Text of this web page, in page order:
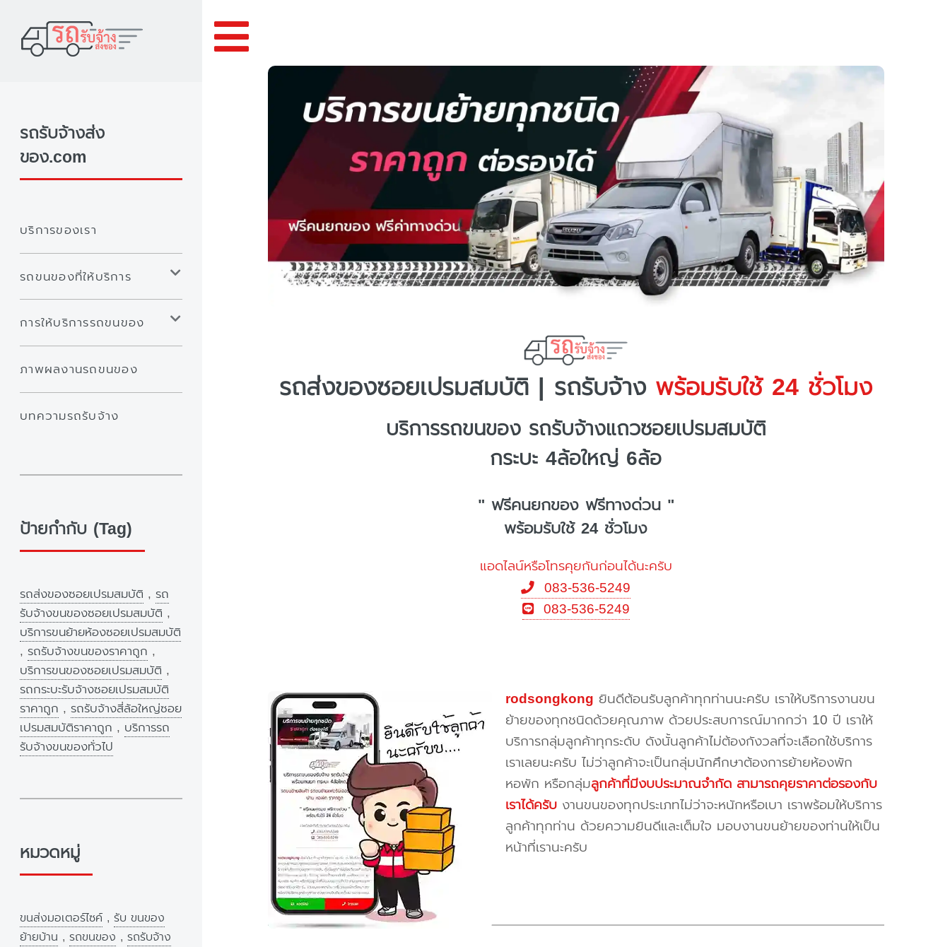
รถส่งของซอยเปรมสมบัติ | รถรับจ้าง พร้อมรับใช้ 24 ชั่วโมง
บริการรถขนของ รถรับจ้างแถวซอยเปรมสมบัติ
กระบะ 4ล้อใหญ่ 6ล้อ
" ฟรีคนยกของ ฟรีทางด่วน "
พร้อมรับใช้ 24 ชั่วโมง
แอดไลน์หรือโทรคุยกันก่อนได้นะครับ
083-536-5249
083-536-5249
rodsongkong ยินดีต้อนรับลูกค้าทุกท่านนะครับ เราให้บริการงานขน
ย้ายของทุกชนิดด้วยคุณภาพ ด้วยประสบการณ์มากกว่า 10 ปี เราให้
บริการกลุ่มลูกค้าทุกระดับ ดังนั้นลูกค้าไม่ต้องกังวลที่จะเลือกใช้บริการ
เราเลยนะครับ ไม่ว่าลูกค้าจะเป็นกลุ่มนักศึกษาต้องการย้ายห้องพัก
หอพัก หรือกลุ่มลูกค้าที่มีงบประมาณจำกัด สามารถคุยราคาต่อรองกับ
เราได้ครับงานขนของทุกประเภทไม่ว่าจะหนักหรือเบา เราพร้อมให้บริการ
ลูกค้าทุกท่าน ด้วยความยินดีและเต็มใจ มอบงานขนย้ายของท่านให้เป็น
หน้าที่เรานะครับ
รถรับจ้างส่ง
ของ.com
บริการของเรา
รถขนของที่ให้บริการ
การให้บริการรถขนของ
ภาพผลงานรถขนของ
บทความรถรับจ้าง
ป้ายกำกับ (Tag)
รถส่งของซอยเปรมสมบัติ , รถ
รับจ้างขนของซอยเปรมสมบัติ ,
บริการขนย้ายห้องซอยเปรมสมบัติ
, รถรับจ้างขนของราคาถูก ,
บริการขนของซอยเปรมสมบัติ ,
รถกระบะรับจ้างซอยเปรมสมบัติ
ราคาถูก , รถรับจ้างสี่ล้อใหญ่ซอย
เปรมสมบัติราคาถูก , บริการรถ
รับจ้างขนของทั่วไป
หมวดหมู่
ขนส่งมอเตอร์ไซค์ , รับ ขนของ
ย้ายบ้าน , รถขนของ , รถรับจ้าง